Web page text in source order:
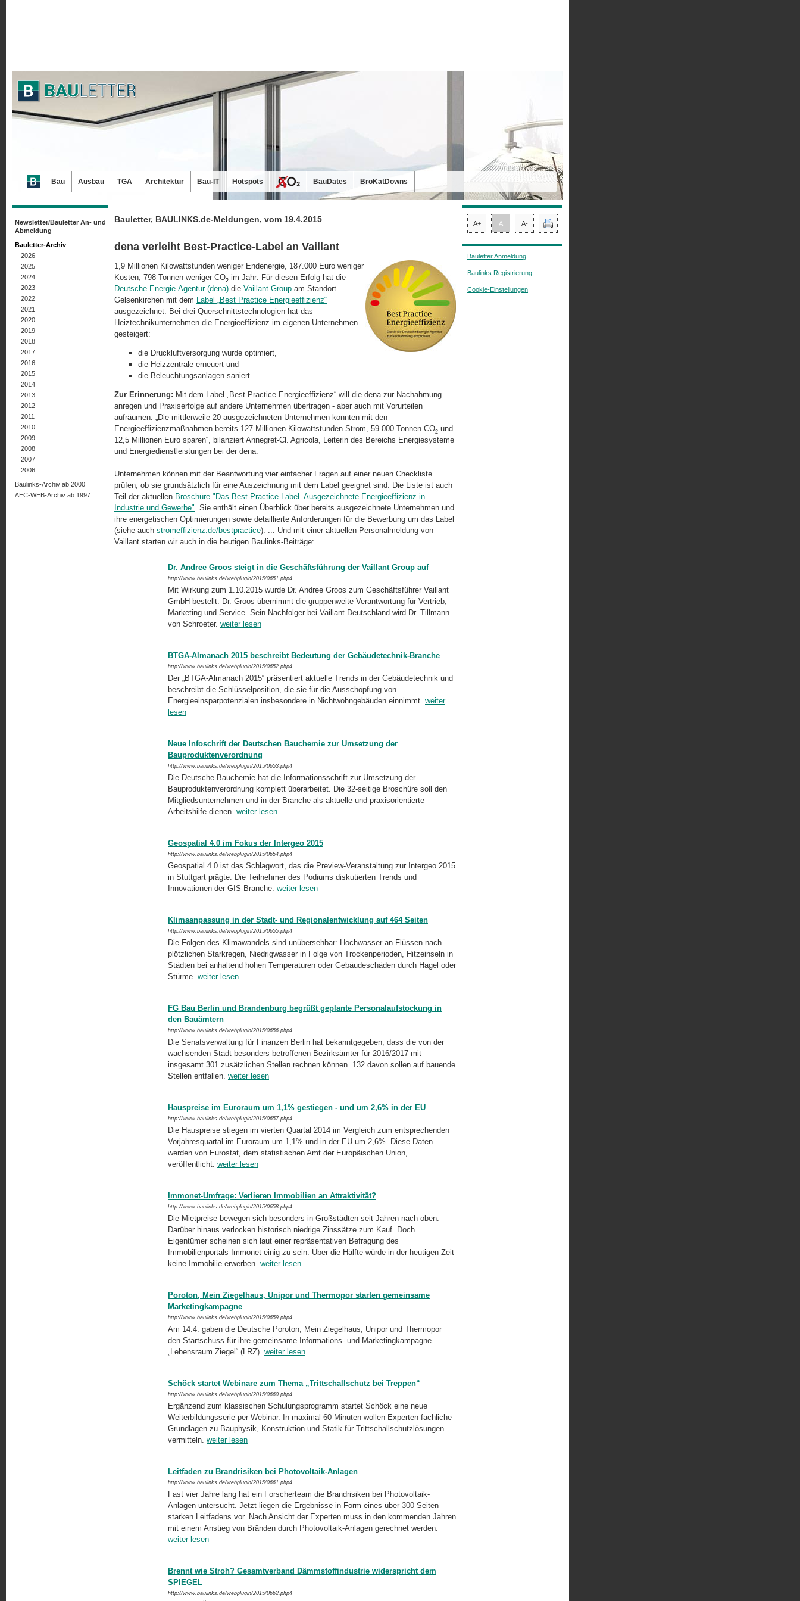
Bauletter, BAULINKS.de-Meldungen, vom 19.4.2015
dena verleiht Best-Practice-Label an Vaillant
1,9 Millionen Kilowattstunden weniger Endenergie, 187.000 Euro weniger
Kosten, 798 Tonnen weniger CO2 im Jahr: Für diesen Erfolg hat die
Deutsche Energie-Agentur (dena) die Vaillant Group am Standort
Gelsenkirchen mit dem Label „Best Practice Energie­ef­fi­zienz“
ausgezeichnet. Bei drei Querschnitts­tech­no­logien hat das
Heiztechnikunternehmen die Energieeffizienz im eigenen Unternehmen
gesteigert:
die Druckluftversorgung wurde optimiert,
die Heizzentrale erneuert und
die Beleuchtungsanlagen saniert.
Zur Erinnerung: Mit dem Label „Best Practice Energieeffizienz“ will die dena zur Nachahmung
anregen und Praxiserfolge auf andere Unternehmen übertragen - aber auch mit Vorurteilen
aufräumen: „Die mittlerweile 20 ausgezeichneten Unternehmen konnten mit den
Energieeffizienzmaßnahmen bereits 127 Millionen Kilowattstunden Strom, 59.000 Tonnen CO2 und
12,5 Millionen Euro sparen“, bilanziert Annegret-Cl. Agricola, Leiterin des Bereichs Energiesysteme
und Energiedienstleistungen bei der dena.
Unternehmen können mit der Beantwortung vier einfacher Fragen auf einer neuen Checkliste
prüfen, ob sie grundsätzlich für eine Auszeichnung mit dem Label geeignet sind. Die Liste ist auch
Teil der aktuellen Broschüre "Das Best-Practice-Label. Ausge­zeichnete Energieeffizienz in
Industrie und Gewerbe". Sie enthält einen Überblick über bereits ausgezeichnete Unternehmen und
ihre energetischen Optimierungen sowie de­taillierte Anforderungen für die Bewerbung um das Label
(siehe auch stromeffizienz.de/bestpractice). ... Und mit einer aktuellen Personalmeldung von
Vaillant starten wir auch in die heutigen Baulinks-Beiträge:
Dr. Andree Groos steigt in die Geschäftsführung der Vaillant Group auf
http://www.baulinks.de/webplugin/2015/0651.php4
Mit Wirkung zum 1.10.2015 wurde Dr. Andree Groos zum Geschäfts­füh­rer Vaillant
GmbH bestellt. Dr. Groos übernimmt die gruppenweite Ver­ant­wortung für Vertrieb,
Marketing und Service. Sein Nachfolger bei Vail­lant Deutschland wird Dr. Tillmann
von Schroeter. weiter lesen
BTGA-Almanach 2015 beschreibt Bedeutung der Gebäudetechnik-Branche
http://www.baulinks.de/webplugin/2015/0652.php4
Der „BTGA-Almanach 2015“ präsentiert aktuelle Trends in der Gebäude­tech­nik und
beschreibt die Schlüsselposition, die sie für die Ausschöp­fung von
Energieeinsparpoten­zialen insbesondere in Nichtwohngebäu­den ein­nimmt. weiter
lesen
Neue Infoschrift der Deutschen Bauchemie zur Umsetzung der
Bauproduktenverordnung
http://www.baulinks.de/webplugin/2015/0653.php4
Die Deutsche Bauchemie hat die Informationsschrift zur Umsetzung der
Bauproduktenverordnung komplett überarbeitet. Die 32-seitige Bro­schü­re soll den
Mitgliedsunternehmen und in der Branche als aktuelle und praxis­orientierte
Arbeitshilfe dienen. weiter lesen
Geospatial 4.0 im Fokus der Intergeo 2015
http://www.baulinks.de/webplugin/2015/0654.php4
Geospatial 4.0 ist das Schlagwort, das die Preview-Veranstaltung zur Intergeo 2015
in Stuttgart prägte. Die Teilnehmer des Podiums disku­tier­ten Trends und
Innovationen der GIS-Branche. weiter lesen
Klimaanpassung in der Stadt- und Regionalentwicklung auf 464 Seiten
http://www.baulinks.de/webplugin/2015/0655.php4
Die Folgen des Klimawandels sind unübersehbar: Hochwasser an Flüs­sen nach
plötzlichen Starkregen, Niedrigwasser in Folge von Trocken­perioden, Hitzeinseln in
Städten bei anhaltend hohen Temperaturen oder Gebäude­schäden durch Hagel oder
Stürme. weiter lesen
FG Bau Berlin und Brandenburg begrüßt geplante Personalaufstockung in
den Bauämtern
http://www.baulinks.de/webplugin/2015/0656.php4
Die Senatsverwaltung für Finanzen Berlin hat bekanntgegeben, dass die von der
wachsenden Stadt besonders betroffenen Bezirksämter für 2016/2017 mit
insgesamt 301 zusätzlichen Stellen rechnen können. 132 davon sollen auf bauende
Stellen entfallen. weiter lesen
Hauspreise im Euroraum um 1,1% gestiegen - und um 2,6% in der EU
http://www.baulinks.de/webplugin/2015/0657.php4
Die Hauspreise stiegen im vierten Quartal 2014 im Vergleich zum ent­spre­chenden
Vorjahresquartal im Euroraum um 1,1% und in der EU um 2,6%. Diese Daten
werden von Eurostat, dem statistischen Amt der Europäischen Union,
veröffentlicht. weiter lesen
Immonet-Umfrage: Verlieren Immobilien an Attraktivität?
http://www.baulinks.de/webplugin/2015/0658.php4
Die Mietpreise bewegen sich besonders in Großstädten seit Jahren nach oben.
Darüber hinaus verlocken historisch niedrige Zinssätze zum Kauf. Doch
Eigentümer scheinen sich laut einer repräsentativen Befragung des
Immobilienportals Immonet einig zu sein: Über die Hälfte würde in der heu­tigen Zeit
keine Immobilie erwerben. weiter lesen
Poroton, Mein Ziegelhaus, Unipor und Thermopor starten gemeinsame
Marketingkampagne
http://www.baulinks.de/webplugin/2015/0659.php4
Am 14.4. gaben die Deutsche Poroton, Mein Ziegelhaus, Unipor und Ther­mo­por
den Startschuss für ihre gemeinsame Informations- und Marke­ting­kampagne
„Lebensraum Ziegel“ (LRZ). weiter lesen
Schöck startet Webinare zum Thema „Trittschallschutz bei Treppen“
http://www.baulinks.de/webplugin/2015/0660.php4
Ergänzend zum klassischen Schulungsprogramm startet Schöck eine neue
Weiterbildungsserie per Webinar. In maximal 60 Minuten wollen Exper­ten fachliche
Grundlagen zu Bauphysik, Konstruktion und Statik für Tritt­schall­schutzlösungen
vermitteln. weiter lesen
Leitfaden zu Brandrisiken bei Photovoltaik-Anlagen
http://www.baulinks.de/webplugin/2015/0661.php4
Fast vier Jahre lang hat ein Forscherteam die Brandrisiken bei Photo­vol­taik-
Anlagen untersucht. Jetzt liegen die Ergebnisse in Form eines über 300 Seiten
starken Leitfadens vor. Nach Ansicht der Experten muss in den kommenden Jahren
mit einem Anstieg von Bränden durch Photovol­taik-Anlagen gerechnet werden.
weiter lesen
Brennt wie Stroh? Gesamtverband Dämmstoffindustrie widerspricht dem
SPIEGEL
http://www.baulinks.de/webplugin/2015/0662.php4
Newsletter/Bauletter An- und
Abmeldung
Bauletter-Archiv
2026
2025
2024
2023
2022
2021
2020
2019
2018
2017
2016
2015
2014
2013
2012
2011
2010
2009
2008
2007
2006
Baulinks-Archiv ab 2000
AEC-WEB-Archiv ab 1997
A+ A A-
Bauletter Anmeldung
Baulinks Registrierung
Cookie-Einstellungen
Bau Ausbau TGA Architektur Bau-IT Hotspots BauDates BroKatDowns